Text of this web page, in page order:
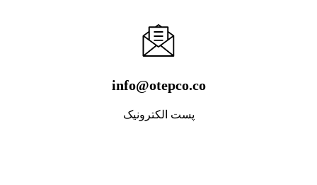
info@otepco.co​
پست الکترونیک